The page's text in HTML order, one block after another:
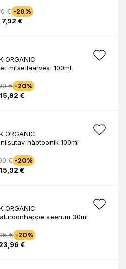
€ -20%
7,92 €
ORGANIC
mitsellaarvesi 100ml
€ -20%
15,92 €
ORGANIC
näotoonik 100ml
€ -20%
15,92 €
ORGANIC
seerum 30ml
€ -20%
€